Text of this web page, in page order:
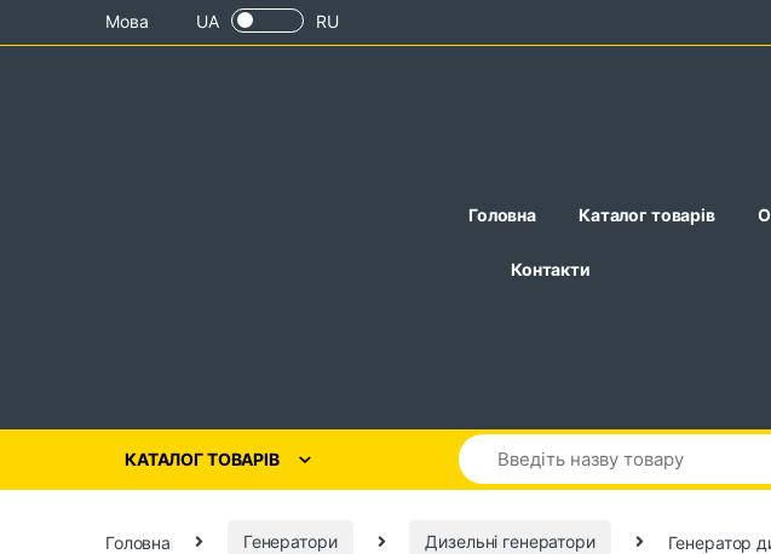
Skip to navigation
Skip to contentМова UA RU
Головна Каталог товарів
Контакти
КАТАЛОГ ТОВАРІВ
Головна Генератори Дизельні генератори Генератор